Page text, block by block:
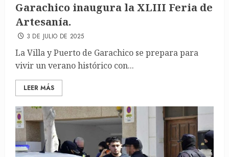
Garachico inaugura la XLIII Feria de
Artesanía.
3 DE JULIO DE 2025
La Villa y Puerto de Garachico se prepara para
vivir un verano histórico con...
LEER MÁS